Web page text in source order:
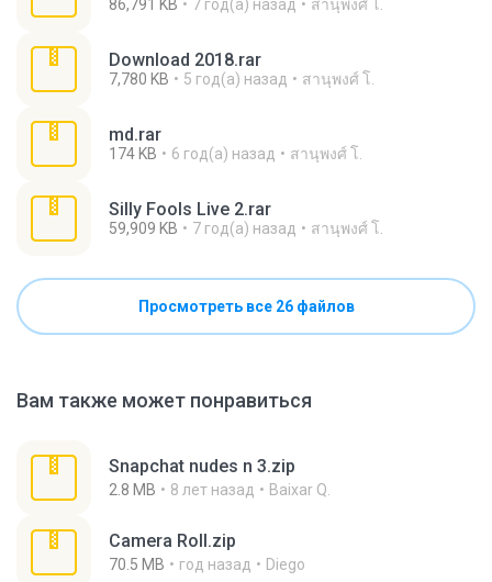
86,791 KB 7 год(а) назад สานุพงศ์ โ.
Download 2018.rar
7,780 KB 5 год(а) назад สานุพงศ์ โ.
md.rar
174 KB 6 год(а) назад สานุพงศ์ โ.
Silly Fools Live 2.rar
59,909 KB 7 год(а) назад สานุพงศ์ โ.
Просмотреть все 26 файлов
Вам также может понравиться
Snapchat nudes n 3.zip
2.8 MB 8 лет назад Baixar Q.
Camera Roll.zip
70.5 MB год назад Diego